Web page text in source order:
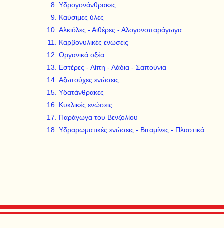
Υδρογονάνθρακες
Καύσιμες ύλες
Αλκιόλες - Αιθέρες - Αλογονοπαράγωγα
Καρβονυλικές ενώσεις
Οργανικά οξέα
Εστέρες - Λίπη - Λάδια - Σαπούνια
Αζωτούχες ενώσεις
Υδατάνθρακες
Κυκλικές ενώσεις
Παράγωγα του Βενζολίου
Υδραρωματικές ενώσεις - Βιταμίνες - Πλαστικά